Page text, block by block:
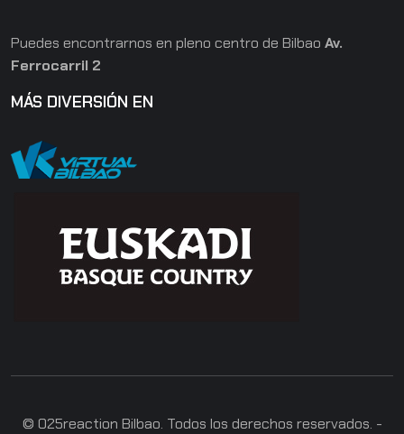
Puedes encontrarnos en pleno centro de Bilbao Av.
Ferrocarril 2
MÁS DIVERSIÓN EN
© 025reaction Bilbao. Todos los derechos reservados. -